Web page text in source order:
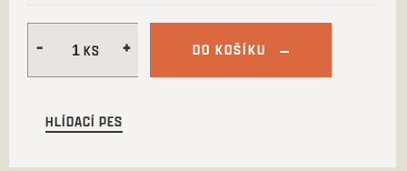
DO KOŠÍKU
HLÍDACÍ PES